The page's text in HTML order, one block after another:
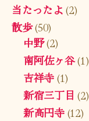
当たったよ(2)
散歩(50)
中野(2)
南阿佐ヶ谷(1)
吉祥寺(1)
新宿三丁目 (2)
新高円寺(12)